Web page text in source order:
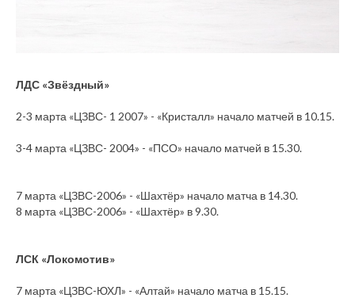
ЛДС «Звёздный»
2-3 марта «ЦЗВС- 1 2007» - «Кристалл» начало матчей в 10.15.
3-4 марта «ЦЗВС- 2004» - «ПСО» начало матчей в 15.30.
7 марта «ЦЗВС-2006» - «Шахтёр» начало матча в 14.30.
8 марта «ЦЗВС-2006» - «Шахтёр» в 9.30.
ЛСК «Локомотив»
7 марта «ЦЗВС-ЮХЛ» - «Алтай» начало матча в 15.15.